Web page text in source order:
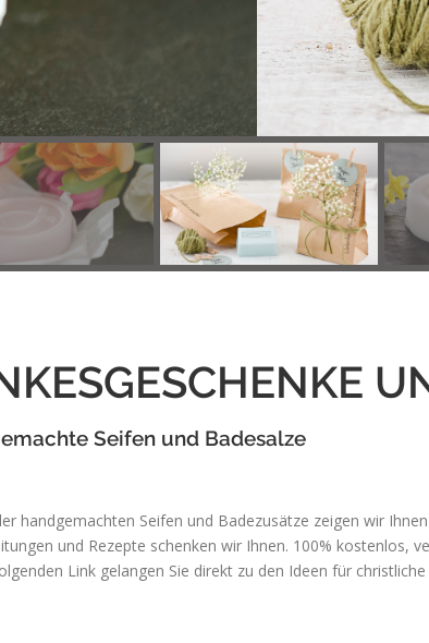
Seifen und Badesalze
handgemachten Seifen und Badezusätze zeigen wir
und Rezepte schenken wir Ihnen. 100% kostenlos,
Link gelangen Sie direkt zu den Ideen für christliche